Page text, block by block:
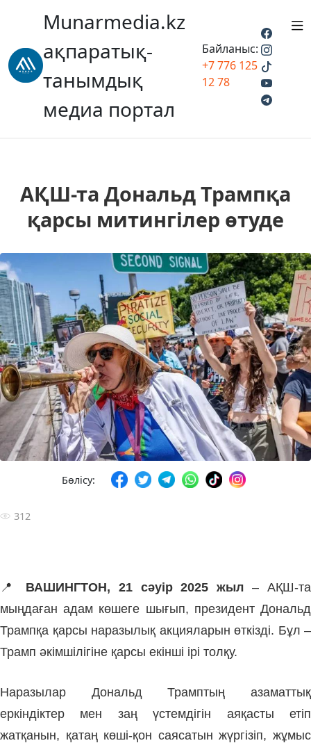
Munarmedia.kz
ақпаратық-
танымдық
медиа портал
Байланыс:
+7 776 125
12 78
АҚШ-та Дональд Трампқа
қарсы митингілер өтуде
Бөлісу:
312
📍 ВАШИНГТОН, 21 сәуір 2025 жыл – АҚШ-та
мыңдаған адам көшеге шығып, президент Дональд
Трампқа қарсы наразылық акцияларын өткізді. Бұл –
Трамп әкімшілігіне қарсы екінші ірі толқу.
Наразылар Дональд Трамптың азаматтық
еркіндіктер мен заң үстемдігін аяқасты етіп
жатқанын, қатаң көші-қон саясатын жүргізіп, жұмыс